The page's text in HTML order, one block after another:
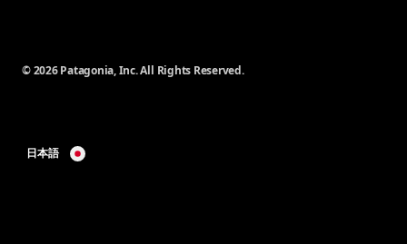
© 2026 Patagonia, Inc. All Rights Reserved.
日本語